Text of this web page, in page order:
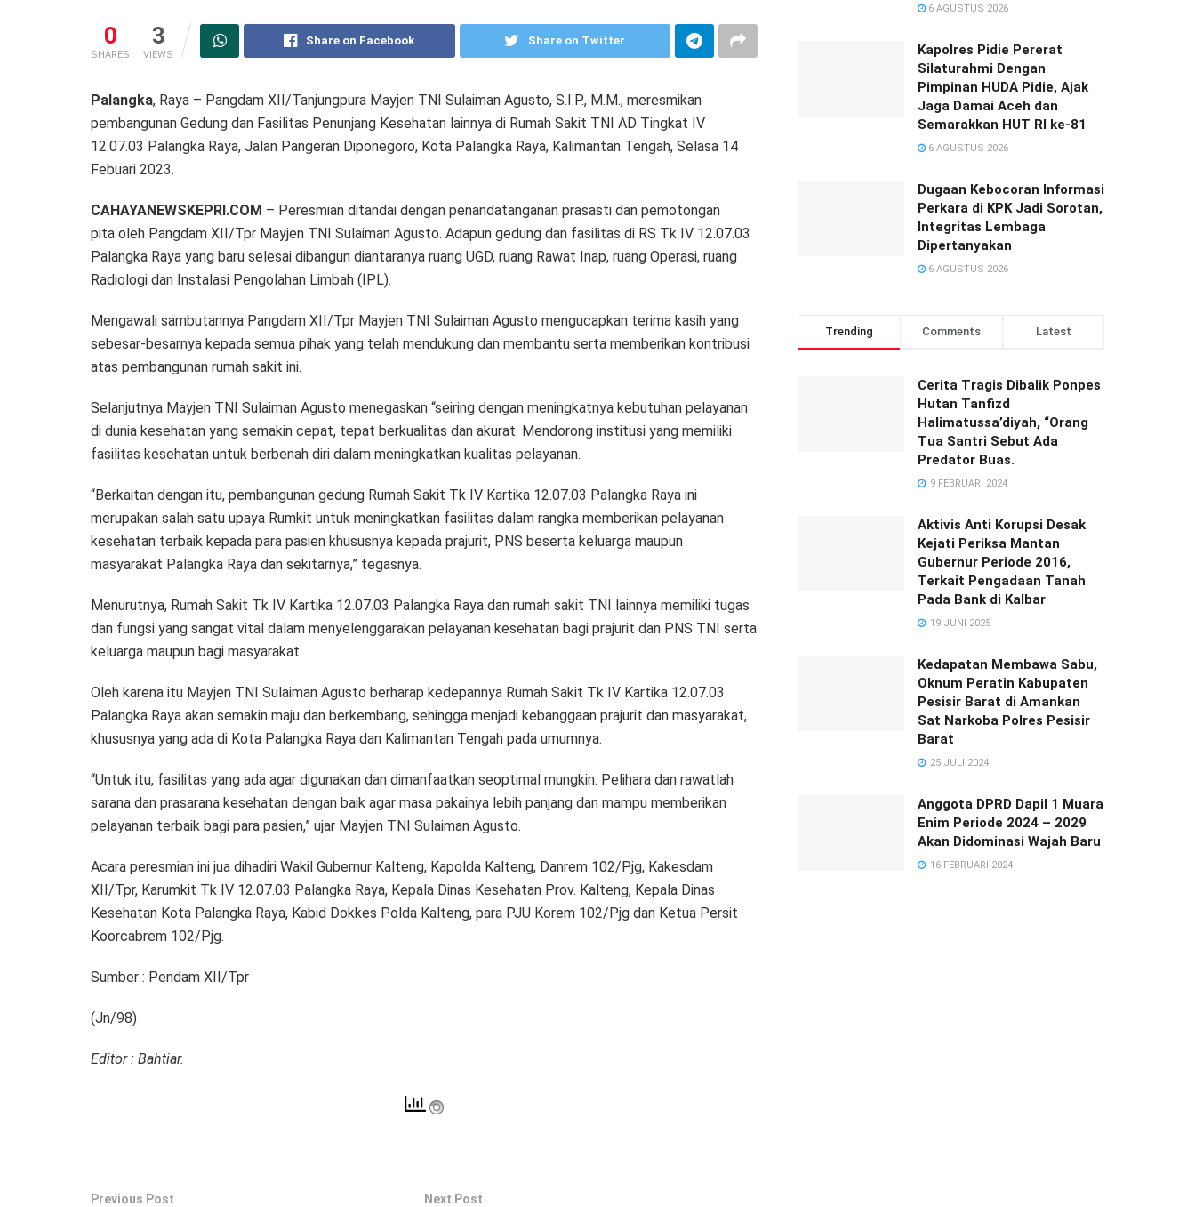
0
SHARES
3
VIEWS
Share on Facebook Share on Twitter
Palangka, Raya – Pangdam XII/Tanjungpura Mayjen TNI Sulaiman Agusto, S.I.P., M.M., meresmikan
pembangunan Gedung dan Fasilitas Penunjang Kesehatan lainnya di Rumah Sakit TNI AD Tingkat IV
12.07.03 Palangka Raya, Jalan Pangeran Diponegoro, Kota Palangka Raya, Kalimantan Tengah, Selasa 14
Febuari 2023.
CAHAYANEWSKEPRI.COM – Peresmian ditandai dengan penandatanganan prasasti dan pemotongan
pita oleh Pangdam XII/Tpr Mayjen TNI Sulaiman Agusto. Adapun gedung dan fasilitas di RS Tk IV 12.07.03
Palangka Raya yang baru selesai dibangun diantaranya ruang UGD, ruang Rawat Inap, ruang Operasi, ruang
Radiologi dan Instalasi Pengolahan Limbah (IPL).
Mengawali sambutannya Pangdam XII/Tpr Mayjen TNI Sulaiman Agusto mengucapkan terima kasih yang
sebesar-besarnya kepada semua pihak yang telah mendukung dan membantu serta memberikan kontribusi
atas pembangunan rumah sakit ini.
Selanjutnya Mayjen TNI Sulaiman Agusto menegaskan “seiring dengan meningkatnya kebutuhan pelayanan
di dunia kesehatan yang semakin cepat, tepat berkualitas dan akurat. Mendorong institusi yang memiliki
fasilitas kesehatan untuk berbenah diri dalam meningkatkan kualitas pelayanan.
“Berkaitan dengan itu, pembangunan gedung Rumah Sakit Tk IV Kartika 12.07.03 Palangka Raya ini
merupakan salah satu upaya Rumkit untuk meningkatkan fasilitas dalam rangka memberikan pelayanan
kesehatan terbaik kepada para pasien khususnya kepada prajurit, PNS beserta keluarga maupun
masyarakat Palangka Raya dan sekitarnya,” tegasnya.
Menurutnya, Rumah Sakit Tk IV Kartika 12.07.03 Palangka Raya dan rumah sakit TNI lainnya memiliki tugas
dan fungsi yang sangat vital dalam menyelenggarakan pelayanan kesehatan bagi prajurit dan PNS TNI serta
keluarga maupun bagi masyarakat.
Oleh karena itu Mayjen TNI Sulaiman Agusto berharap kedepannya Rumah Sakit Tk IV Kartika 12.07.03
Palangka Raya akan semakin maju dan berkembang, sehingga menjadi kebanggaan prajurit dan masyarakat,
khususnya yang ada di Kota Palangka Raya dan Kalimantan Tengah pada umumnya.
“Untuk itu, fasilitas yang ada agar digunakan dan dimanfaatkan seoptimal mungkin. Pelihara dan rawatlah
sarana dan prasarana kesehatan dengan baik agar masa pakainya lebih panjang dan mampu memberikan
pelayanan terbaik bagi para pasien,” ujar Mayjen TNI Sulaiman Agusto.
Acara peresmian ini jua dihadiri Wakil Gubernur Kalteng, Kapolda Kalteng, Danrem 102/Pjg, Kakesdam
XII/Tpr, Karumkit Tk IV 12.07.03 Palangka Raya, Kepala Dinas Kesehatan Prov. Kalteng, Kepala Dinas
Kesehatan Kota Palangka Raya, Kabid Dokkes Polda Kalteng, para PJU Korem 102/Pjg dan Ketua Persit
Koorcabrem 102/Pjg.
Sumber : Pendam XII/Tpr
(Jn/98)
Editor : Bahtiar.
Previous Post Next Post
6 AGUSTUS 2026
‎‎Kapolres Pidie Pererat
Silaturahmi Dengan
Pimpinan HUDA Pidie, Ajak
Jaga Damai Aceh dan
Semarakkan HUT RI ke-81
6 AGUSTUS 2026
Dugaan Kebocoran Informasi
Perkara di KPK Jadi Sorotan,
Integritas Lembaga
Dipertanyakan
6 AGUSTUS 2026
Trending Comments Latest
Cerita Tragis Dibalik Ponpes
Hutan Tanfizd
Halimatussa’diyah, “Orang
Tua Santri Sebut Ada
Predator Buas.
9 FEBRUARI 2024
Aktivis Anti Korupsi Desak
Kejati Periksa Mantan
Gubernur Periode 2016,
Terkait Pengadaan Tanah
Pada Bank di Kalbar
19 JUNI 2025
Kedapatan Membawa Sabu,
Oknum Peratin Kabupaten
Pesisir Barat di Amankan
Sat Narkoba Polres Pesisir
Barat
25 JULI 2024
Anggota DPRD Dapil 1 Muara
Enim Periode 2024 – 2029
Akan Didominasi Wajah Baru
16 FEBRUARI 2024